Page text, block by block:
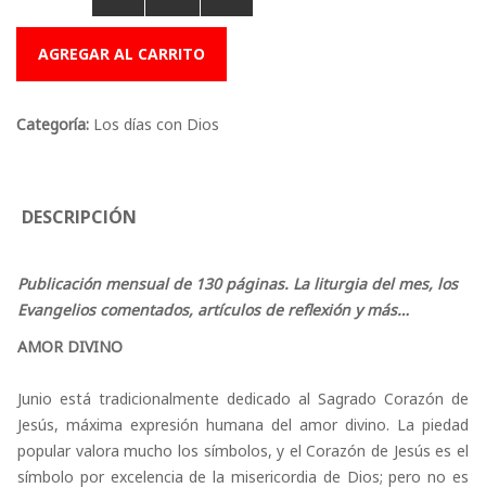
AGREGAR AL CARRITO
Categoría: Los días con Dios
DESCRIPCIÓN
Publicación mensual de 130 páginas. La liturgia del mes, los
Evangelios comentados, artículos de reflexión y más…
AMOR DIVINO
Junio está tradicionalmente dedicado al Sagrado Corazón de
Jesús, máxima expresión humana del amor divino. La piedad
popular valora mucho los símbolos, y el Corazón de Jesús es el
símbolo por excelencia de la misericordia de Dios; pero no es